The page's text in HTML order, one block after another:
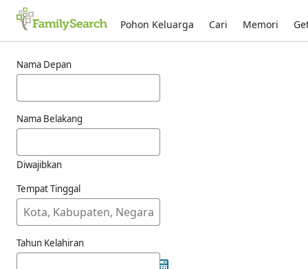
Pohon Keluarga Cari Memori
Nama Depan
Nama Belakang
Diwajibkan
Tempat Tinggal
Tahun Kelahiran